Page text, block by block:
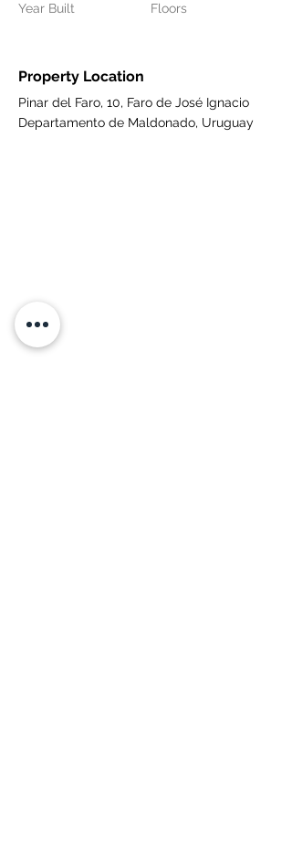
Year Built
Floors
Property Location
Pinar del Faro, 10, Faro de José Ignacio
Departamento de Maldonado, Uruguay